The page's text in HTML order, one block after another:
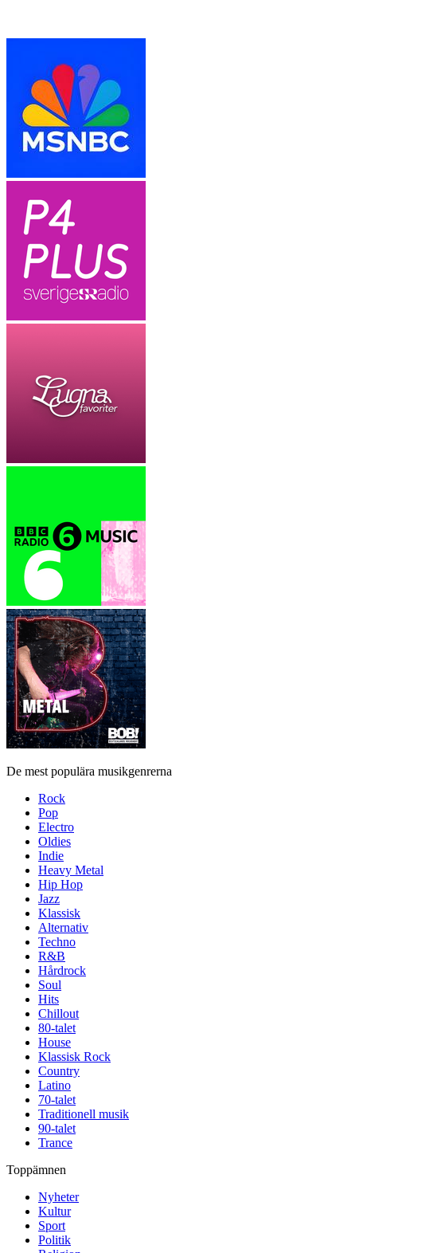
De mest populära musikgenrerna
Rock
Pop
Electro
Oldies
Indie
Heavy Metal
Hip Hop
Jazz
Klassisk
Alternativ
Techno
R&B
Hårdrock
Soul
Hits
Chillout
80-talet
House
Klassisk Rock
Country
Latino
70-talet
Traditionell musik
90-talet
Trance
Toppämnen
Nyheter
Kultur
Sport
Politik